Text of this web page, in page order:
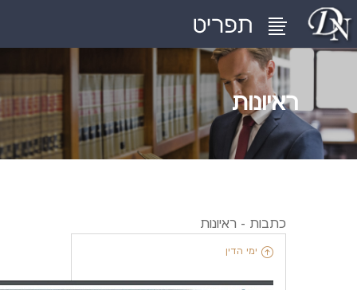
ראיונות
כתבות - ראיונות
ימי הדין